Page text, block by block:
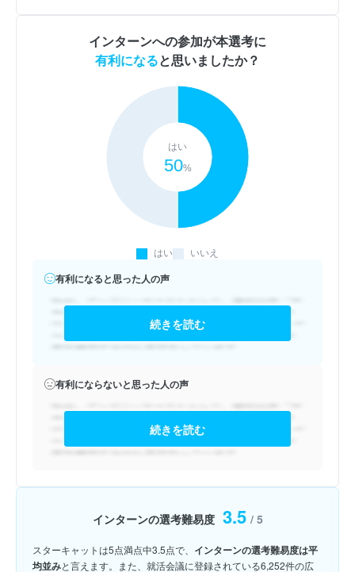
インターンへの参加が本選考に
有利になると思いましたか？
はい
50%
はい いいえ
有利になると思った人の声
続きを読む
有利にならないと思った人の声
続きを読む
インターンの選考難易度 3.5 / 5
スターキャットは5点満点中3.5点で、 インターンの選考難易度は平
均並みと言えます。また、就活会議に登録されている6,252件の広